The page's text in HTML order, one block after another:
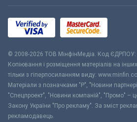
© 2008-2026 ТОВ МiнфiнМедiа. Код ЄДРПОУ:
Копіювання і розміщення матеріалів на
тільки з гіперпосиланням виду:
Матеріали з позначками "Р", "Новини
"Спецпроект", "Новини компаній", "Промо" –
Закону України "Про рекламу". За зміст
рекламодавець.